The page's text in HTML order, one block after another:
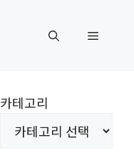
메
카테고리